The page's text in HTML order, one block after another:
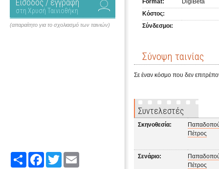
Είσοδος / εγγραφή
στη Χρυσή Ταινιοθήκη
(απαραίτητο για το σχολιασμό των ταινιών)
Share FacebookTwitter
Format:
DigiBeta
Κόστος:
Σύνδεσμοι:
Σύνοψη ταινίας
Σε έναν κόσμο που δεν
Συντελεστές
Σκηνοθεσία:
Πέτρος
Σενάριο:
Πέτρος